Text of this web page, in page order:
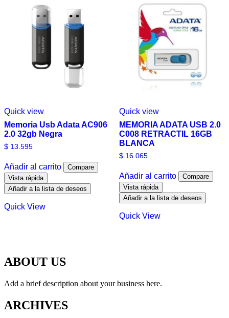
Quick view
Memoria Usb Adata AC906
2.0 32gb Negra
$ 13.595
Añadir al carrito
Compare
Vista rápida
Añadir a la lista de deseos
Quick View
Quick view
MEMORIA ADATA USB 2.0
C008 RETRACTIL 16GB
BLANCA
$16.065
Añadir al carrito
Compare
Vista rápida
Añadir a la lista de deseos
Quick View
ABOUT US
Add a brief description about your business here.
ARCHIVES